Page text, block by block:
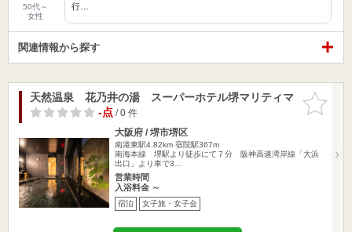
50代～
女性
行…
関連情報から探す
お気に入
りに追加
天然温泉 花乃井の湯 スーパーホテル堺マリティマ
-点/ 0 件
大阪府 / 堺市堺区
南港東駅4.82km 宿院駅367m
南海本線 堺駅より徒歩にて７分 阪神高速湾岸線「大浜
出口」より車で3…
営業時間
入浴料金 ～
宿泊 女子旅・女子会